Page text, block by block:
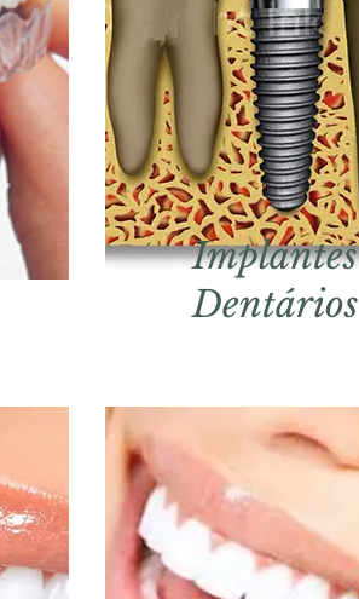
Implantes
Dentários